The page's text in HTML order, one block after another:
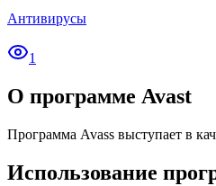
Антивирусы
1
О программе Avast
Программа Avass выступает в
Использование